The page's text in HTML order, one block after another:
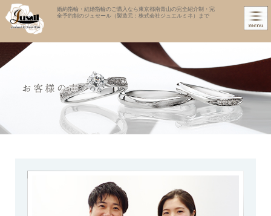
婚約指輪・結婚指輪のご購入なら東京都南青山の完全紹介制・完
全予約制のジュセール（製造元：株式会社ジュエルミネ）まで